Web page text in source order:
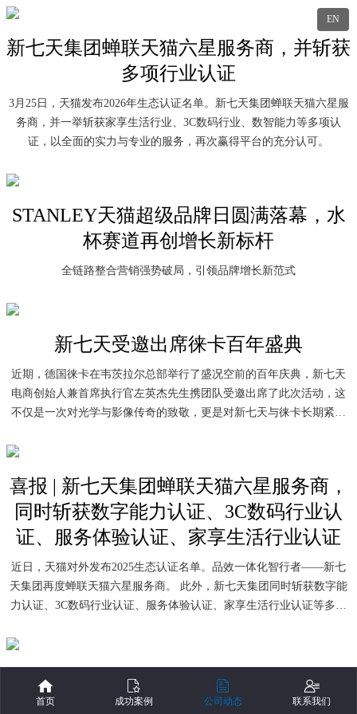
EN
新七天集团蝉联天猫六星服务商，并斩获
多项行业认证
3月25日，天猫发布2026年生态认证名单。新七天集团蝉联天猫六星服
务商，并一举斩获家享生活行业、3C数码行业、数智能力等多项认
证，以全面的实力与专业的服务，再次赢得平台的充分认可。
STANLEY天猫超级品牌日圆满落幕，水
杯赛道再创增长新标杆
全链路整合营销强势破局，引领品牌增长新范式
新七天受邀出席徕卡百年盛典
近期，德国徕卡在韦茨拉尔总部举行了盛况空前的百年庆典，新七天
电商创始人兼首席执行官左英杰先生携团队受邀出席了此次活动，这
不仅是一次对光学与影像传奇的致敬，更是对新七天与徕卡长期紧密
喜报 | 新七天集团蝉联天猫六星服务商，
同时斩获数字能力认证、3C数码行业认
证、服务体验认证、家享生活行业认证
近日，天猫对外发布2025生态认证名单。品效一体化智行者——新七
天集团再度蝉联天猫六星服务商。 此外，新七天集团同时斩获数字能
力认证、3C数码行业认证、服务体验认证、家享生活行业认证等多项
新年开门红！新七天蝉联天猫六星服务
商，斩获消费电子/健康行业优秀服务商
首页 成功案例 公司动态 联系我们